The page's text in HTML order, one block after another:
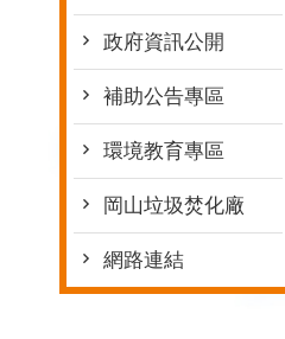
政府資訊公開
補助公告專區
環境教育專區
岡山垃圾焚化廠
網路連結